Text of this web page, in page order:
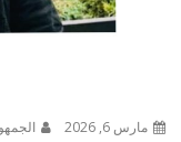
مارس 6, 2026